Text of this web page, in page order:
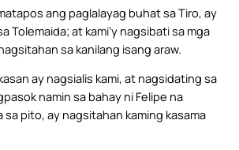
ang paglalayag buhat sa Tiro, ay
Tolemaida; at kami’y nagsibati sa mga
sa kanilang isang araw.
ay nagsialis kami, at nagsidating sa
namin sa bahay ni Felipe na
sa pito, ay nagsitahan kaming kasama